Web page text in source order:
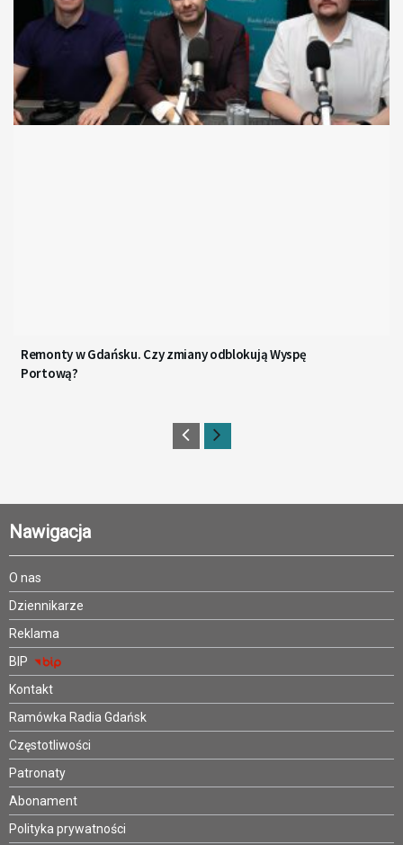
Remonty w Gdańsku. Czy zmiany odblokują Wyspę
Portową?
Nawigacja
O nas
Dziennikarze
Reklama
BIP
Kontakt
Ramówka Radia Gdańsk
Częstotliwości
Patronaty
Abonament
Polityka prywatności